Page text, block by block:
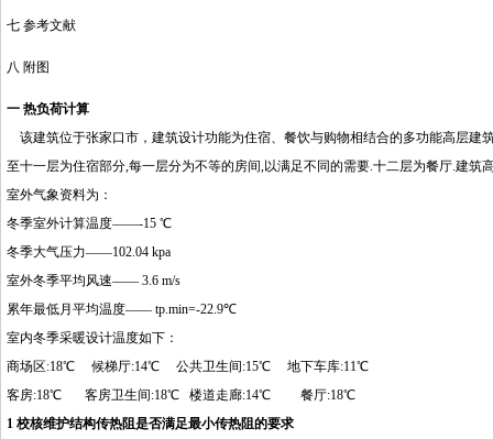
七 参考文献
八 附图
一 热负荷计算
该建筑位于张家口市，建筑设计功能为住宿、餐饮与购物相结合的多功能高层建
至十一层为住宿部分,每一层分为不等的房间,以满足不同的需要.十二层为餐厅.建筑
室外气象资料为：
冬季室外计算温度——-15 ℃
冬季大气压力——102.04 kpa
室外冬季平均风速—— 3.6 m/s
累年最低月平均温度—— tp.min=-22.9℃
室内冬季采暖设计温度如下：
商场区:18℃ 候梯厅:14℃ 公共卫生间:15℃ 地下车库:11℃
客房:18℃ 客房卫生间:18℃ 楼道走廊:14℃ 餐厅:18℃
1 校核维护结构传热阻是否满足最小传热阻的要求